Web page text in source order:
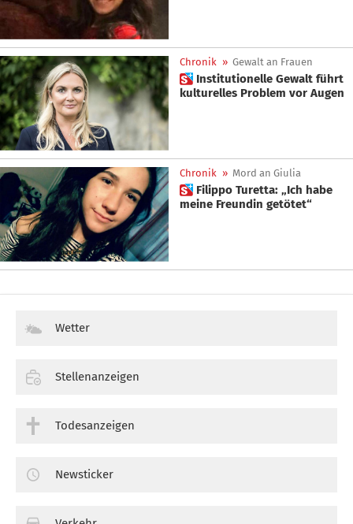
Chronik » Gewalt an Frauen
 Institutionelle Gewalt führt
kulturelles Problem vor Augen
Chronik » Mord an Giulia
 Filippo Turetta: „Ich habe
meine Freundin getötet“
Wetter
Stellenanzeigen
Todesanzeigen
Newsticker